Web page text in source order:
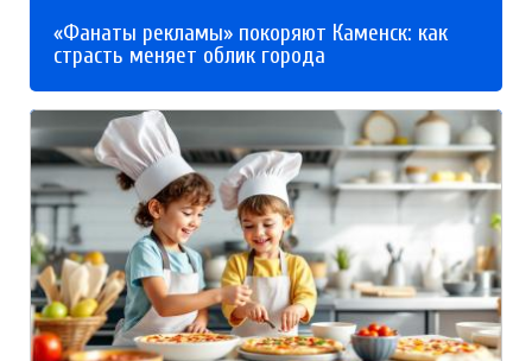
«Фанаты рекламы» покоряют Каменск: как
страсть меняет облик города